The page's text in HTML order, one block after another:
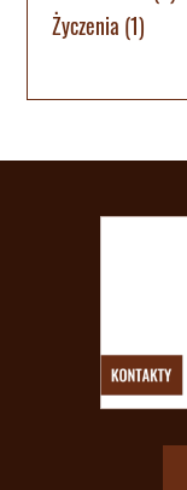
Życzenia (1)